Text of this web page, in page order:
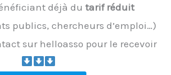
déjà du tarif réduit
publics, chercheurs d’emploi…)
sur helloasso pour le recevoir